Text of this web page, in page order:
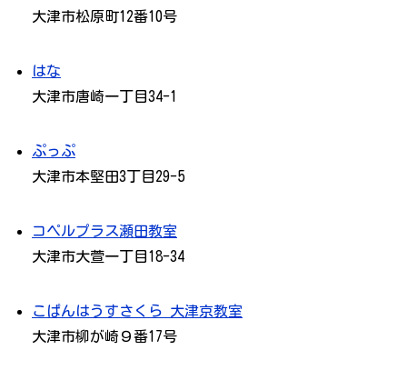
大津市松原町12番10号
はな
大津市唐崎一丁目34-1
ぷっぷ
大津市本堅田3丁目29-5
コペルプラス瀬田教室
大津市大萱一丁目18-34
こぱんはうすさくら 大津京教室
大津市柳が崎９番17号